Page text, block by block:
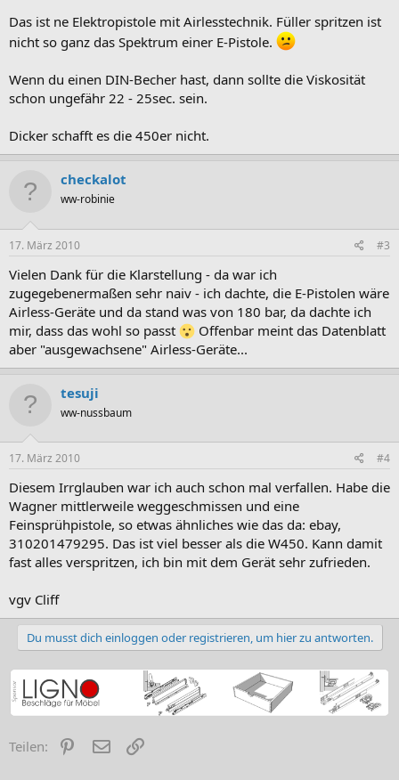
Das ist ne Elektropistole mit Airlesstechnik. Füller spritzen ist
nicht so ganz das Spektrum einer E-Pistole.
Wenn du einen DIN-Becher hast, dann sollte die Viskosität
schon ungefähr 22 - 25sec. sein.
Dicker schafft es die 450er nicht.
checkalot
ww-robinie
17. März 2010 #3
Vielen Dank für die Klarstellung - da war ich
zugegebenermaßen sehr naiv - ich dachte, die E-Pistolen wäre
Airless-Geräte und da stand was von 180 bar, da dachte ich
mir, dass das wohl so passt
Offenbar meint das Datenblatt
aber "ausgewachsene" Airless-Geräte...
tesuji
ww-nussbaum
17. März 2010 #4
Diesem Irrglauben war ich auch schon mal verfallen. Habe die
Wagner mittlerweile weggeschmissen und eine
Feinsprühpistole, so etwas ähnliches wie das da: ebay,
310201479295. Das ist viel besser als die W450. Kann damit
fast alles verspritzen, ich bin mit dem Gerät sehr zufrieden.
vgv Cliff
Du musst dich einloggen oder registrieren, um hier zu antworten.
Teilen: PinterestE-Mail